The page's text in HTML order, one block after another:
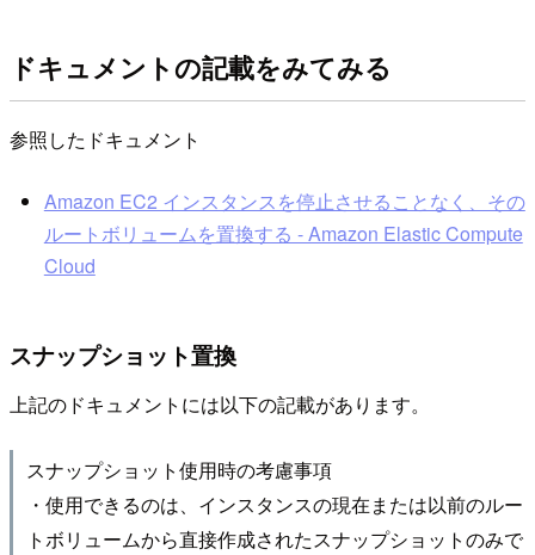
ドキュメントの記載をみてみる
参照したドキュメント
Amazon EC2 インスタンスを停止させることなく、その
ルートボリュームを置換する - Amazon Elastic Compute
Cloud
スナップショット置換
上記のドキュメントには以下の記載があります。
スナップショット使用時の考慮事項
・使用できるのは、インスタンスの現在または以前のルー
トボリュームから直接作成されたスナップショットのみで